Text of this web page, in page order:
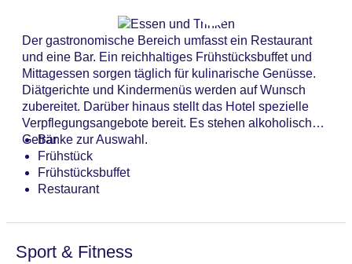
eine Münzwäscherei und ein eigener Shuttlebus.
Aktive Reisende, die die Umgebung per Rad
entdecken möchten, werden den Fahrradverleih zu
schätzen wissen. Kostenfrei steht Gästen die
Tageszeitung zur Verfügung. Bei Geschäftlichem hilft
das Business-Center gerne weiter und bietet ein
Faxgerät an.
Anzahl der Aufzüge: 1
Zimmerservice
Sonnenterrasse
Gesamtanzahl der Stockwerke: 2
Gesamtanzahl der Zimmer: 120
Pools:Outdoor Pool, Liegen am Pool
Zahlungsarten: American Express, Diners Club,
Mastercard, Visa
Landeskategorie: 4 Sterne
Der gastronomische Bereich umfasst ein Restaurant
und eine Bar. Ein reichhaltiges Frühstücksbuffet und
Mittagessen sorgen täglich für kulinarische Genüsse.
Diätgerichte und Kindermenüs werden auf Wunsch
zubereitet. Darüber hinaus stellt das Hotel spezielle
Verpflegungsangebote bereit. Es stehen alkoholische
Getränke zur Auswahl.
Bar
Frühstück
Frühstücksbuffet
Restaurant
Sport & Fitness